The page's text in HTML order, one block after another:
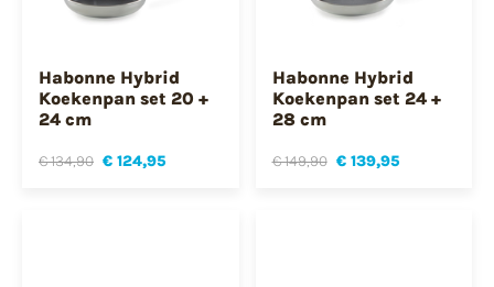
Habonne Hybrid
Koekenpan set 20 +
24 cm
€ 134,90 € 124,95
Habonne Hybrid
Koekenpan set 24 +
28 cm
€ 149,90 € 139,95